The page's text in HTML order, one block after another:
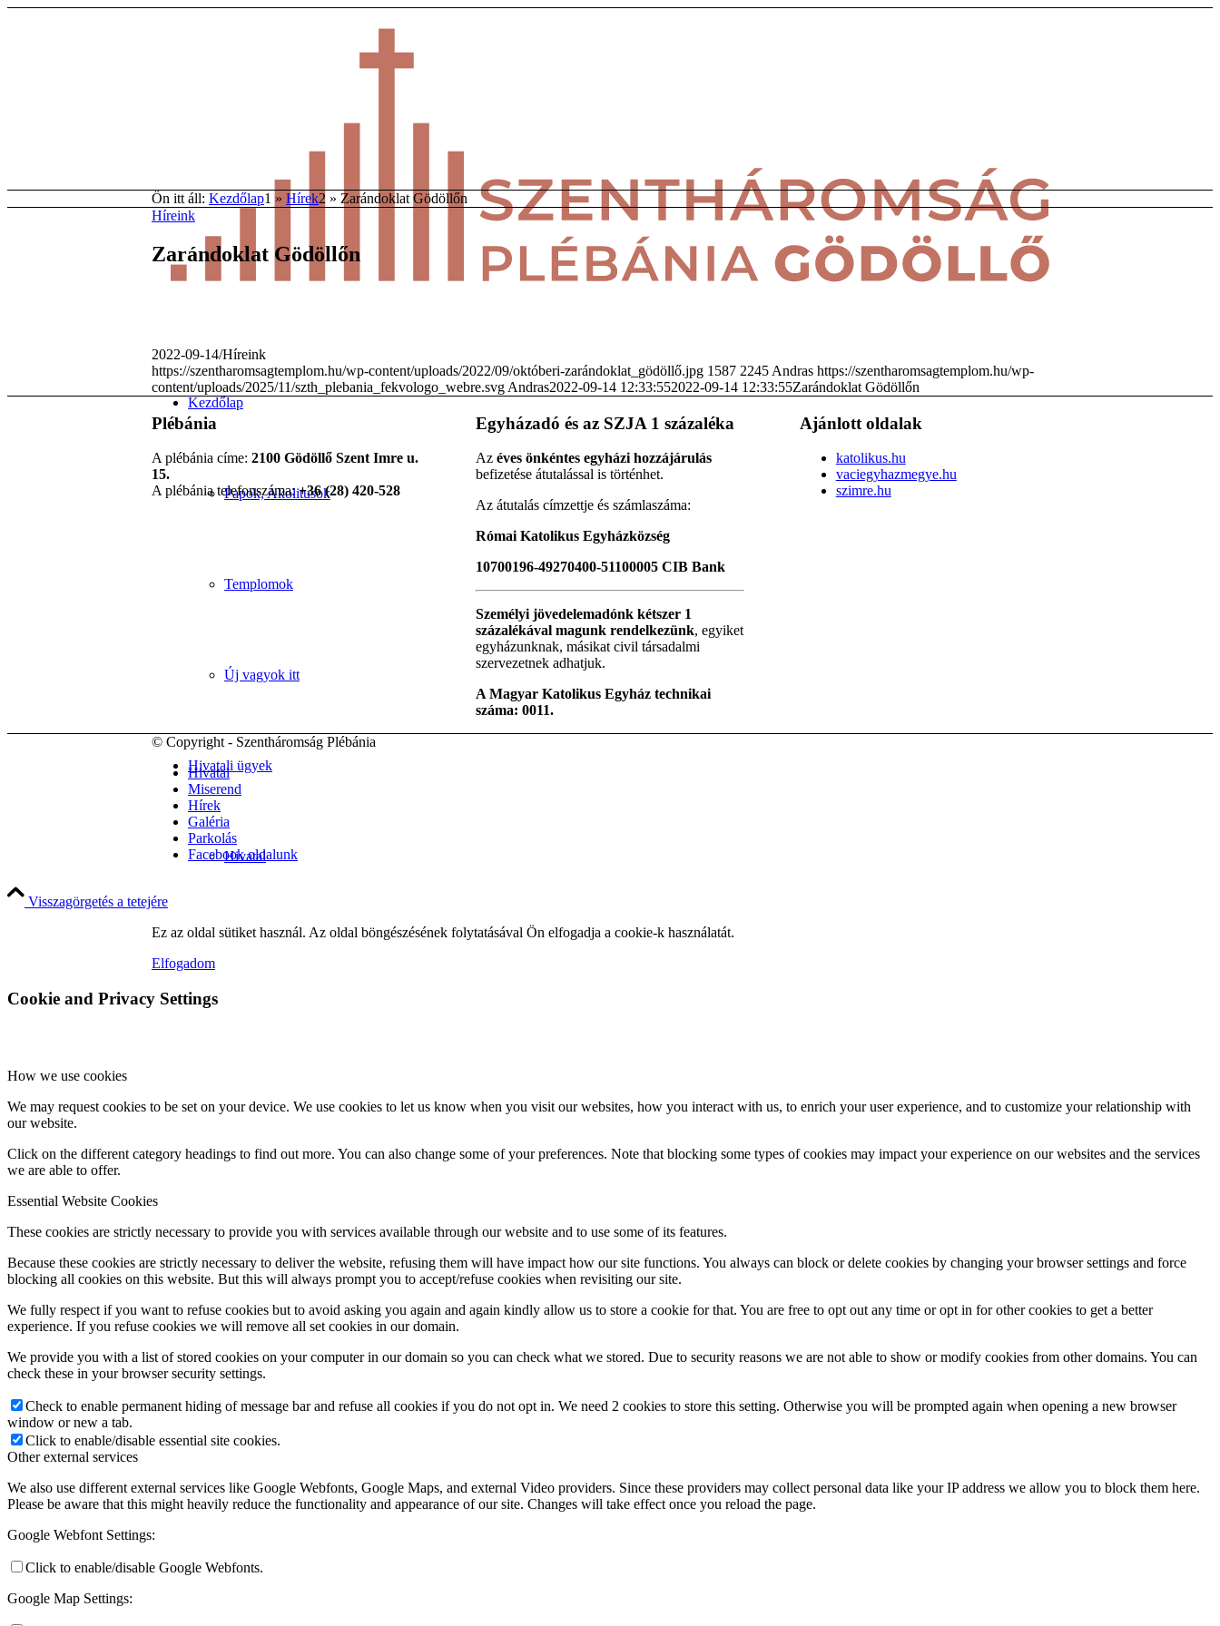
Kezdőlap
Papok, Akolitusok
Templomok
Új vagyok itt
Hivatali ügyek
Hivatal
Ismerjük meg a szentségeket
Miserend
Miserend
Ön itt áll: Kezdőlap1 » Hírek2 » Zarándoklat Gödöllőn
Híreink
Zarándoklat Gödöllőn
2022-09-14/Híreink
https://szentharomsagtemplom.hu/wp-content/uploads/2022/09/októberi-zarándoklat_gödöllő.jpg 1587 2245 Andras https://szentharomsagtemplom.hu/wp-
content/uploads/2025/11/szth_plebania_fekvologo_webre.svg Andras2022-09-14 12:33:552022-09-14 12:33:55Zarándoklat Gödöllőn
Plébánia
A plébánia címe: 2100 Gödöllő Szent Imre u.
15.
A plébánia telefonszáma:+36 (28) 420-528
Egyházadó és az SZJA 1 százaléka
Az éves önkéntes egyházi hozzájárulás
befizetése átutalással is történhet.
Az átutalás címzettje és számlaszáma:
Római Katolikus Egyházközség
10700196-49270400-51100005 CIB Bank
Személyi jövedelemadónk kétszer 1
százalékával magunk rendelkezünk, egyiket
egyházunknak, másikat civil társadalmi
szervezetnek adhatjuk.
A Magyar Katolikus Egyház technikai
száma: 0011.
Ajánlott oldalak
katolikus.hu
vaciegyhazmegye.hu
szimre.hu
© Copyright - Szentháromság Plébánia
Hivatal
Miserend
Hírek
Galéria
Parkolás
Facebook oldalunk
Visszagörgetés a tetejére
Ez az oldal sütiket használ. Az oldal böngészésének folytatásával Ön elfogadja a cookie-k használatát.
Elfogadom
Cookie and Privacy Settings
How we use cookies
We may request cookies to be set on your device. We use cookies to let us know when you visit our websites, how you interact with us, to enrich your user experience, and to customize your relationship with
our website.
Click on the different category headings to find out more. You can also change some of your preferences. Note that blocking some types of cookies may impact your experience on our websites and the services
we are able to offer.
Essential Website Cookies
These cookies are strictly necessary to provide you with services available through our website and to use some of its features.
Because these cookies are strictly necessary to deliver the website, refusing them will have impact how our site functions. You always can block or delete cookies by changing your browser settings and force
blocking all cookies on this website. But this will always prompt you to accept/refuse cookies when revisiting our site.
We fully respect if you want to refuse cookies but to avoid asking you again and again kindly allow us to store a cookie for that. You are free to opt out any time or opt in for other cookies to get a better
experience. If you refuse cookies we will remove all set cookies in our domain.
We provide you with a list of stored cookies on your computer in our domain so you can check what we stored. Due to security reasons we are not able to show or modify cookies from other domains. You can
check these in your browser security settings.
Check to enable permanent hiding of message bar and refuse all cookies if you do not opt in. We need 2 cookies to store this setting. Otherwise you will be prompted again when opening a new browser
window or new a tab.
Click to enable/disable essential site cookies.
Other external services
We also use different external services like Google Webfonts, Google Maps, and external Video providers. Since these providers may collect personal data like your IP address we allow you to block them here.
Please be aware that this might heavily reduce the functionality and appearance of our site. Changes will take effect once you reload the page.
Google Webfont Settings:
Click to enable/disable Google Webfonts.
Google Map Settings: